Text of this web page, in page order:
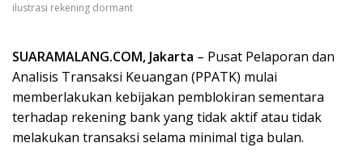
ilustrasi rekening dormant
SUARAMALANG.COM, Jakarta – Pusat Pelaporan dan
Analisis Transaksi Keuangan (PPATK) mulai
memberlakukan kebijakan pemblokiran sementara
terhadap rekening bank yang tidak aktif atau tidak
melakukan transaksi selama minimal tiga bulan.